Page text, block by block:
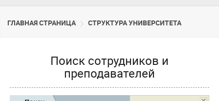
ГЛАВНАЯ СТРАНИЦА CТРУКТУРА УНИВЕРСИТЕТА
Поиск сотрудников и
преподавателей